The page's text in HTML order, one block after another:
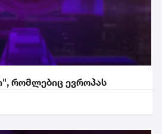
რომლებიც ევროპას